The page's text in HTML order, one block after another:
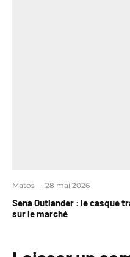
Matos · 28 mai 2026
Sena Outlander : le casque
sur le marché